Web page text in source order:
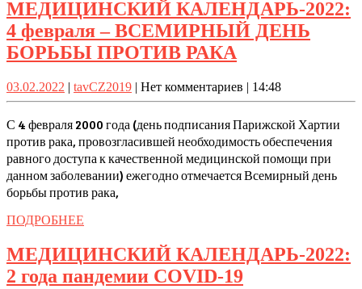
МЕДИЦИНСКИЙ КАЛЕНДАРЬ-2022:
4 февраля – ВСЕМИРНЫЙ ДЕНЬ
БОРЬБЫ ПРОТИВ РАКА
4
февраля
–
ДЕНЬ
РАКА
03.02.2022 03.02.2022
| tavCZ2019tavCZ2019
| Нет комментариев | 14:48
С 4 февраля 2000 года (день подписания Парижской Хартии
против рака, провозгласившей необходимость обеспечения
равного доступа к качественной медицинской помощи при
данном заболевании) ежегодно отмечается Всемирный день
борьбы против рака,
ПОДРОБНЕЕ
МЕДИЦИНСКИЙ КАЛЕНДАРЬ-2022:
2 года пандемии COVID-19